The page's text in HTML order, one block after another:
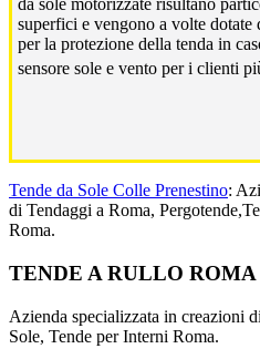
da sole motorizzate risultano
superfici e vengono a volte dotate
per la protezione della tenda in
sensore sole e vento per i clienti
Tende da Sole Colle Prenestino:
di Tendaggi a Roma,
Roma.
Footer
TENDE A RULLO ROMA
Azienda specializzata in creazioni
Sole, Tende per Interni Roma.